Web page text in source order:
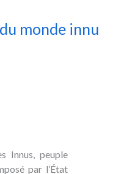
monde innu
Innus, peuple
par l’État